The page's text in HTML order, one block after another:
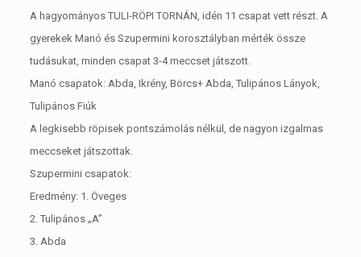
A hagyományos TULI-RÖPI TORNÁN, idén 11 csapat vett részt. A
gyerekek Manó és Szupermini korosztályban mérték össze
tudásukat, minden csapat 3-4 meccset játszott.
Manó csapatok: Abda, Ikrény, Börcs+ Abda, Tulipános Lányok,
Tulipános Fiúk
A legkisebb röpisek pontszámolás nélkül, de nagyon izgalmas
meccseket játszottak.
Szupermini csapatok:
Eredmény: 1. Öveges
2. Tulipános „A”
3. Abda